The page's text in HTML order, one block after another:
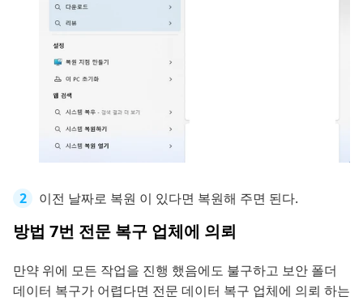
이전 날짜로 복원 이 있다면 복원해 주면 된다.
방법 7번 전문 복구 업체에 의뢰
만약 위에 모든 작업을 진행 했음에도 불구하고 보안 폴더
데이터 복구가 어렵다면 전문 데이터 복구 업체에 의뢰 하는